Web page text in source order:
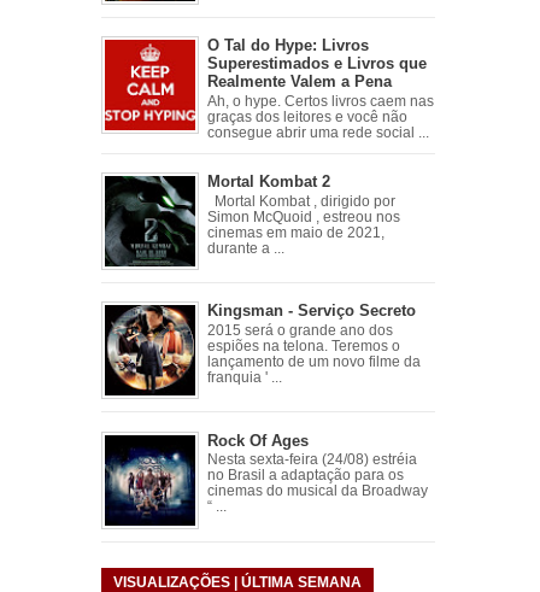
O Tal do Hype: Livros
Superestimados e Livros que
Realmente Valem a Pena
Ah, o hype. Certos livros caem nas
graças dos leitores e você não
consegue abrir uma rede social ...
Mortal Kombat 2
Mortal Kombat , dirigido por
Simon McQuoid , estreou nos
cinemas em maio de 2021,
durante a ...
Kingsman - Serviço Secreto
2015 será o grande ano dos
espiões na telona. Teremos o
lançamento de um novo filme da
franquia ' ...
Rock Of Ages
Nesta sexta-feira (24/08) estréia
no Brasil a adaptação para os
cinemas do musical da Broadway
“ ...
VISUALIZAÇÕES | ÚLTIMA SEMANA